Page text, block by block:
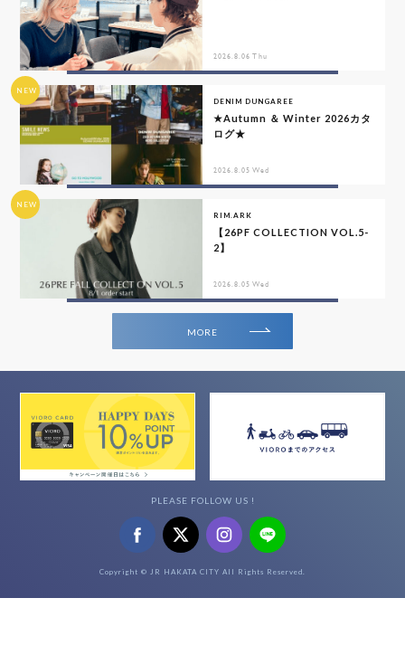
2026.8.06 Thu
NEW
DENIM DUNGAREE
★Autumn ＆ Winter 2026カタ
ログ★
2026.8.05 Wed
NEW
RIM.ARK
【26PF COLLECTION VOL.5-
2】
2026.8.05 Wed
MORE
PLEASE FOLLOW US !
Copyright © JR HAKATA CITY All Rights Reserved.